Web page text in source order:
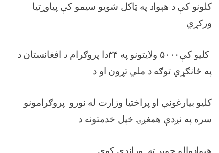
کلونو کې د هېواد په ټاکل شویو سیمو کې پياوړتیا
ورکړي
دا پروګرام د افغانستان د۳۴ ولایتونو په ۵۰۰۰کلیو کې
په ځانګړي توګه د ملي تړون او د
کلیو بیارغونې او پراختیا وزارت له نورو پروګرامونو
سره په نږدې همغږۍ خپل خدمتونه د
هېوادوالو چوپړ ته وړاندې کوی